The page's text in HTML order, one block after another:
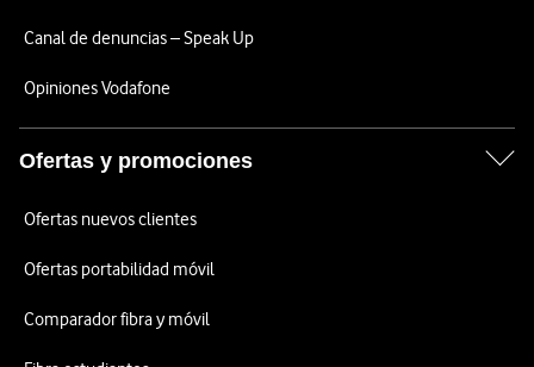
Canal de denuncias – Speak Up
Opiniones Vodafone
Ofertas y promociones
Ofertas nuevos clientes
Ofertas portabilidad móvil
Comparador fibra y móvil